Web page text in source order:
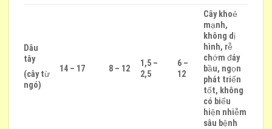
Dâu
tây
(cây từ
ngó)
14 – 17 8 – 12
1,5 –
2,5
6 –
12
Cây khoẻ
mạnh,
không dị
hình, rễ
chớm đáy
bầu, ngọn
phát triển
tốt, không
có biểu
hiện nhiễm
sâu bệnh